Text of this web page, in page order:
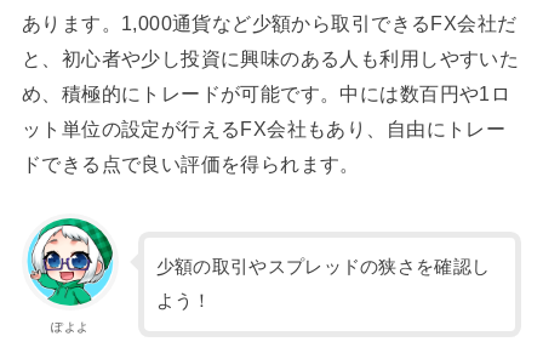
あります。1,000通貨など少額から取引できるFX会社だ
と、初心者や少し投資に興味のある人も利用しやすいた
め、積極的にトレードが可能です。中には数百円や1ロ
ット単位の設定が行えるFX会社もあり、自由にトレー
ドできる点で良い評価を得られます。
ぽよよ
少額の取引やスプレッドの狭さを確認し
よう！